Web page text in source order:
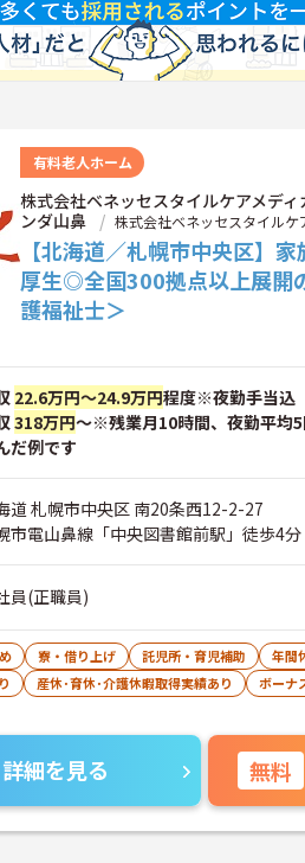
有料老人ホーム
株式会社ベネッセスタイルケアメデ
ンダ山鼻
株式会社ベネッセスタイルケ
【北海道／札幌市中央区】
厚生◎全国300拠点以上展開
護福祉士＞
22.6万円～24.9万円程度※夜勤手当込
318万円～※残業月10時間、夜勤平均
だ例です
道 札幌市中央区 南20条西12-2-27
市電山鼻線「中央図書館前駅」徒歩4分
員(正職員)
寮・借り上げ 託児所・育児補助
年間
産休･育休･介護休暇取得実績あり ボーナ
詳細を見る 無料